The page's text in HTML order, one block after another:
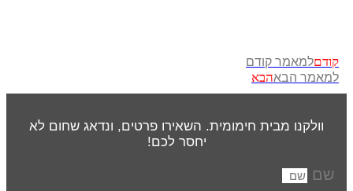
קודםלמאמר קודם
למאמר הבאהבא
וולקנו מבית חימומית. השאירו פרטים, ונדאג שחום לא
יחסר לכם!
שם